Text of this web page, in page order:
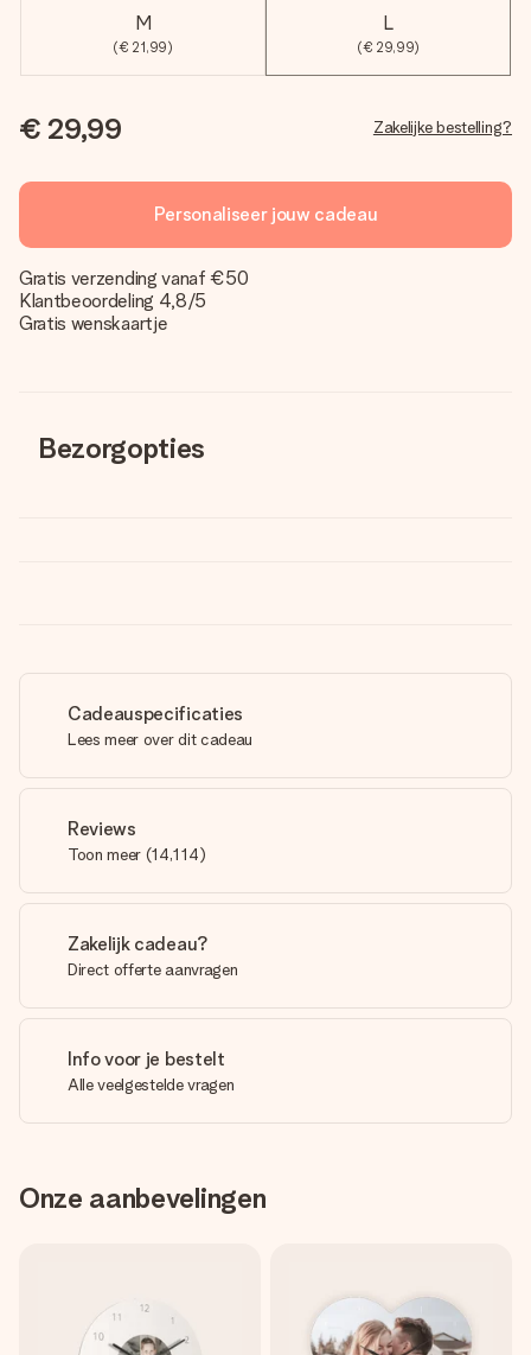
M
(€ 21,99)
L
(€ 29,99)
€ 29,99 Zakelijke bestelling?
Personaliseer jouw cadeau
Gratis verzending vanaf €50
Klantbeoordeling 4,8/5
Gratis wenskaartje
Bezorgopties
Cadeauspecificaties
Lees meer over dit cadeau
Reviews
Toon meer (14,114)
Zakelijk cadeau?
Direct offerte aanvragen
Info voor je bestelt
Alle veelgestelde vragen
Onze aanbevelingen